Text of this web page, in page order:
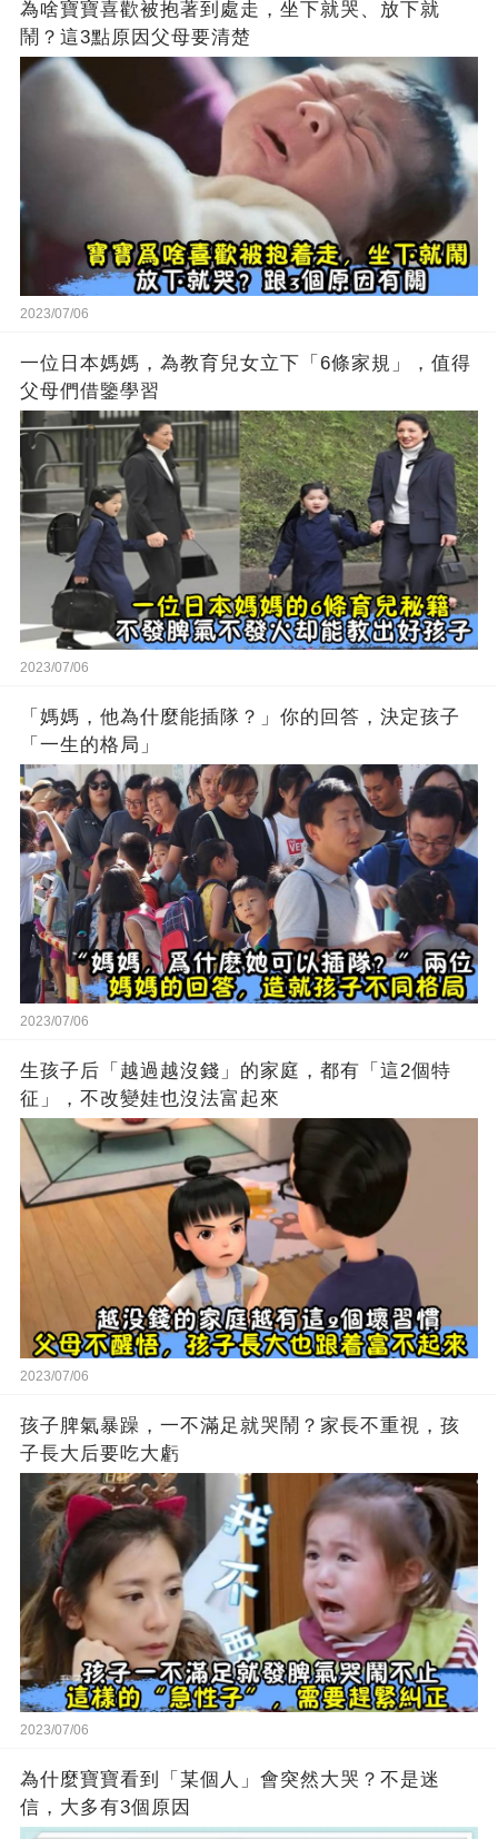
為啥寶寶喜歡被抱著到處走，坐下就哭、放下就
鬧？這3點原因父母要清楚
2023/07/06
一位日本媽媽，為教育兒女立下「6條家規」，值得
父母們借鑒學習
2023/07/06
「媽媽，他為什麼能插隊？」你的回答，決定孩子
「一生的格局」
2023/07/06
生孩子后「越過越沒錢」的家庭，都有「這2個特
征」，不改變娃也沒法富起來
2023/07/06
孩子脾氣暴躁，一不滿足就哭鬧？家長不重視，孩
子長大后要吃大虧
2023/07/06
為什麼寶寶看到「某個人」會突然大哭？不是迷
信，大多有3個原因